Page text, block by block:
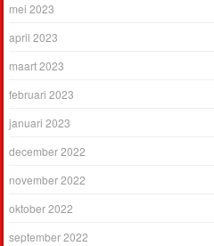
mei 2023
april 2023
maart 2023
februari 2023
januari 2023
december 2022
november 2022
oktober 2022
september 2022